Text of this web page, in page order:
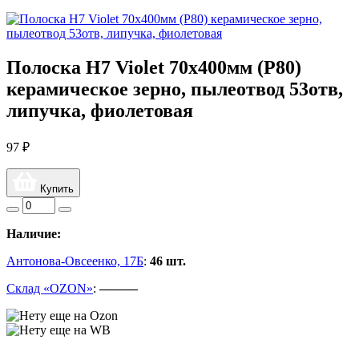
Полоска H7 Violet 70х400мм (Р80)
керамическое зерно, пылеотвод 53отв,
липучка, фиолетовая
97 ₽
Купить
Наличие:
Антонова-Овсеенко, 17Б: 46 шт.
Склад «OZON»:———